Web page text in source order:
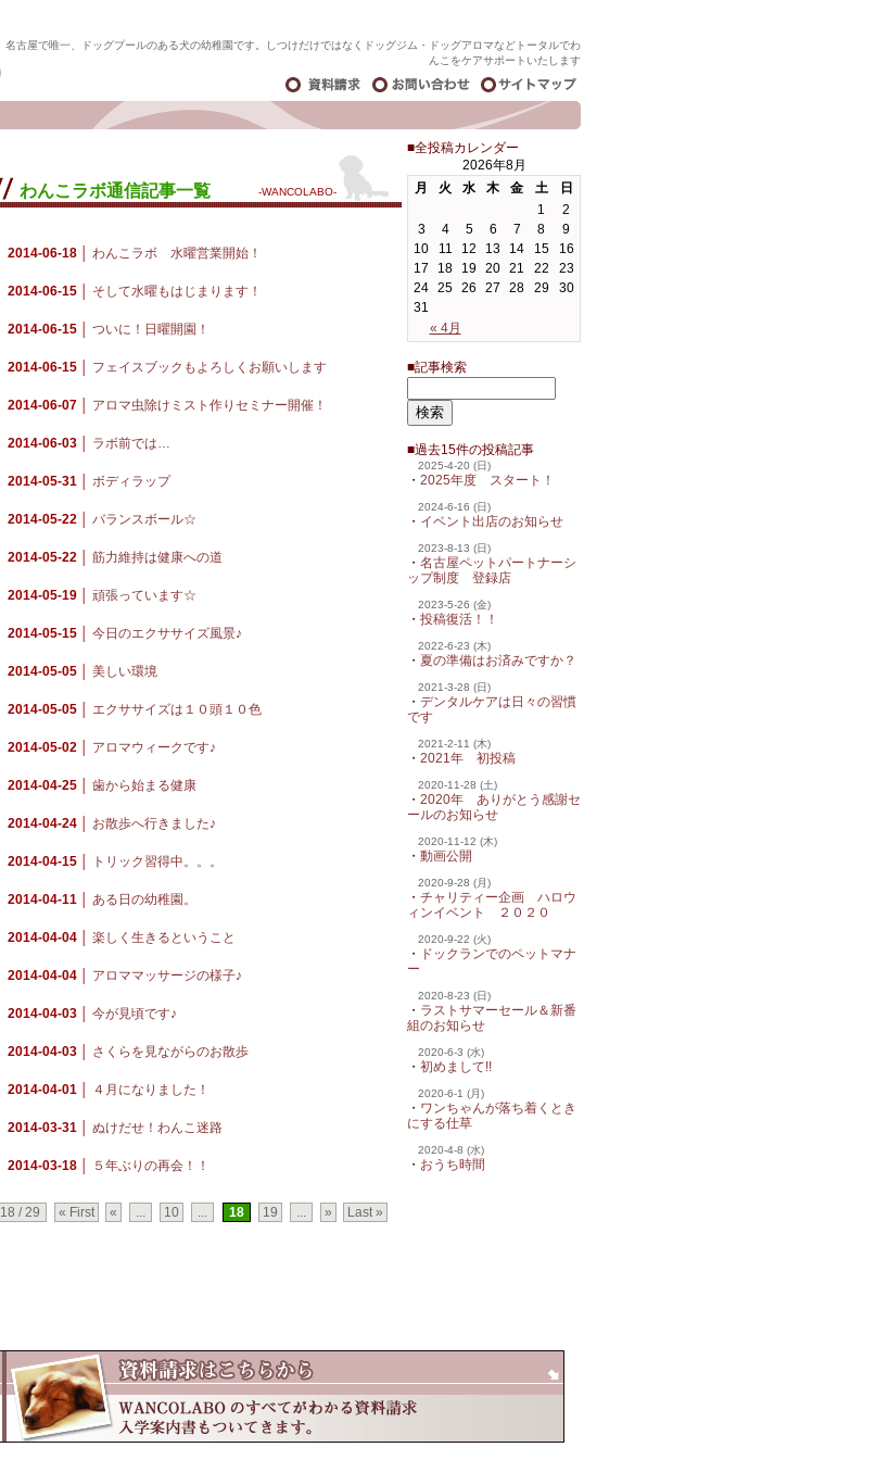
名古屋で唯一、ドッグプールのある犬の幼稚園です。しつけだけではなくドッグジム・ドッグアロマなどトータルでわ
んこをケアサポートいたします
■全投稿カレンダー
2026年8月
月
火 水 木 金 土 日
« 4月
1
2
3
4 5 6 7 8
9
10
11 12 13 14 15
16
17
18 19 20 21 22
23
24 25 26 27 28 29
30
31
■記事検索
■過去15件の投稿記事
2025-4-20 (日)
・ 2025年度 スタート！
2024-6-16 (日)
・ イベント出店のお知らせ
2023-8-13 (日)
・ 名古屋ペットパートナーシ
ップ制度 登録店
2023-5-26 (金)
・ 投稿復活！！
2022-6-23 (木)
・ 夏の準備はお済みですか？
2021-3-28 (日)
・ デンタルケアは日々の習慣
です
2021-2-11 (木)
・ 2021年 初投稿
2020-11-28 (土)
・ 2020年 ありがとう感謝セ
ールのお知らせ
2020-11-12 (木)
・ 動画公開
2020-9-28 (月)
・ チャリティー企画 ハロウ
ィンイベント ２０２０
2020-9-22 (火)
・
ドックランでのペットマナ
ー
2020-8-23 (日)
・ ラストサマーセール＆新番
組のお知らせ
2020-6-3 (水)
・ 初めまして!!
2020-6-1 (月)
・ ワンちゃんが落ち着くとき
にする仕草
2020-4-8 (水)
・ おうち時間
わんこラボ通信記事一覧 -WANCOLABO-
2014-06-18 │ わんこラボ 水曜営業開始！
2014-06-15 │ そして水曜もはじまります！
2014-06-15 │ ついに！日曜開園！
2014-06-15 │ フェイスブックもよろしくお願いします
2014-06-07 │ アロマ虫除けミスト作りセミナー開催！
2014-06-03 │ ラボ前では…
2014-05-31 │ ボディラップ
2014-05-22 │ バランスボール☆
2014-05-22 │ 筋力維持は健康への道
2014-05-19 │ 頑張っています☆
2014-05-15 │ 今日のエクササイズ風景♪
2014-05-05 │ 美しい環境
2014-05-05 │ エクササイズは１０頭１０色
2014-05-02 │ アロマウィークです♪
2014-04-25 │ 歯から始まる健康
2014-04-24 │ お散歩へ行きました♪
2014-04-15 │ トリック習得中。。。
2014-04-11 │ ある日の幼稚園。
2014-04-04 │ 楽しく生きるということ
2014-04-04 │ アロママッサージの様子♪
2014-04-03 │ 今が見頃です♪
2014-04-03 │ さくらを見ながらのお散歩
2014-04-01 │ ４月になりました！
2014-03-31 │ ぬけだせ！わんこ迷路
2014-03-18 │ ５年ぶりの再会！！
18 / 29 « First « ... 10 ... 18 19 ... » Last »